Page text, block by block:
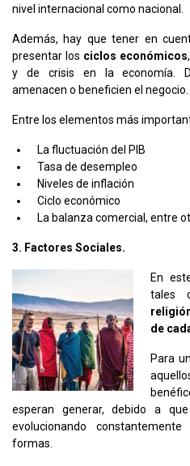
nivel internacional como nacional.
Además, hay que tener en
presentar los ciclos económicos
y de crisis en la economía.
amenacen o beneficien el negocio.
Entre los elementos más
La fluctuación del PIB
Tasa de desempleo
Niveles de inflación
Ciclo económico
La balanza comercial, entre
3. Factores Sociales.
En
tales
de
Para
esperan generar, debido a
evolucionando
formas.